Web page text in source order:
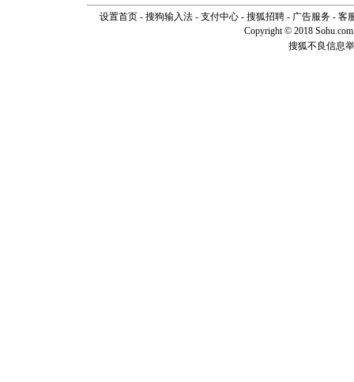
起；二是
离。水晶
[元旦]当
泣，这痛
设置首页- 搜狗输入法- 支付中心- 搜狐招聘- 广告服务- 客
Copyright © 2018
搜狐不良信息